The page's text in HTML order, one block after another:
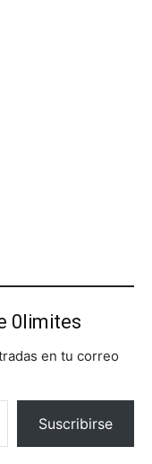
0limites
en tu correo
Suscribirse